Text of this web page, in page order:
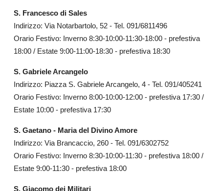
S. Francesco di Sales
Indirizzo: Via Notarbartolo, 52 - Tel. 091/6811496
Orario Festivo: Inverno 8:30-10:00-11:30-18:00 - prefestiva
18:00 / Estate 9:00-11:00-18:30 - prefestiva 18:30
S. Gabriele Arcangelo
Indirizzo: Piazza S. Gabriele Arcangelo, 4 - Tel. 091/405241
Orario Festivo: Inverno 8:00-10:00-12:00 - prefestiva 17:30 /
Estate 10:00 - prefestiva 17:30
S. Gaetano - Maria del Divino Amore
Indirizzo: Via Brancaccio, 260 - Tel. 091/6302752
Orario Festivo: Inverno 8:30-10:00-11:30 - prefestiva 18:00 /
Estate 9:00-11:30 - prefestiva 18:00
S. Giacomo dei Militari